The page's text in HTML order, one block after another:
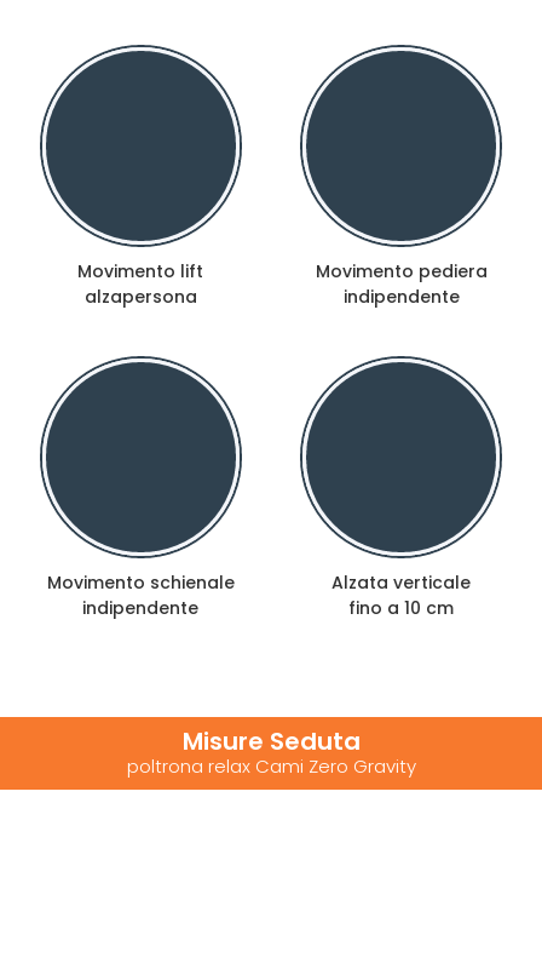
Movimento lift
alzapersona
Movimento pediera
indipendente
Movimento schienale
indipendente
Alzata verticale
fino a 10 cm
Misure Seduta
poltrona relax Cami Zero Gravity